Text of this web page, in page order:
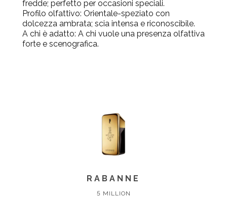
fredde; perfetto per occasioni speciali.
Profilo olfattivo: Orientale-speziato con
dolcezza ambrata; scia intensa e riconoscibile.
A chi è adatto: A chi vuole una presenza olfattiva
forte e scenografica.
RABANNE
5 MILLION